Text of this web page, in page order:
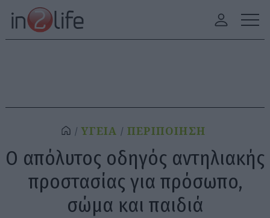
ΥΓΕΙΑ ΠΕΡΙΠΟΙΗΣΗ
Ο απόλυτος οδηγός αντηλιακής
προστασίας για πρόσωπο,
σώμα και παιδιά